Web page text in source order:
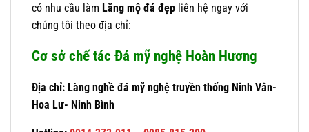
có nhu cầu làm Lăng mộ đá đẹp liên hệ ngay với
chúng tôi theo địa chỉ:
Cơ sở chế tác Đá mỹ nghệ Hoàn Hương
Địa chỉ: Làng nghề đá mỹ nghệ truyền thống Ninh Vân-
Hoa Lư- Ninh Bình